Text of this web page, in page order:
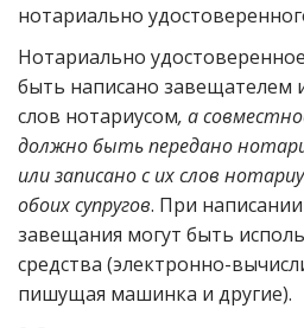
нотариально
Нотариально
быть написано завещателем
слов нотариусом, а
должно быть передано
или записано с их слов
обоих супругов. При
завещания могут быть
средства (электронно-
пишущая машинка и другие).